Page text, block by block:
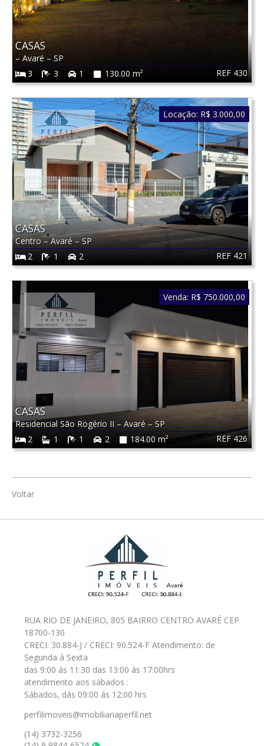
REF 430
CASAS
– Avaré – SP
3
3 1 130.00 m²
REF 421
CASAS
Centro–Avaré–SP
2
1 2
Locação: R$ 3.000,00
REF 426
CASAS
Residencial São Rogério II – Avaré – SP
2
1 1 2 184.00 m²
Venda: R$ 750.000,00
Voltar
RUA RIO DE JANEIRO, 805 BAIRRO CENTRO AVARÉ CEP
18700-130
CRECI: 30.884-J / CRECI: 90.524-F Atendimento: de
Segunda á Sexta
das 9:00 ás 11:30 das 13:00 ás 17:00hrs
atendimento aos sábados :
Sábados, dás 09:00 ás 12:00 hrs
perfilimoveis@imobiliariaperfil.net
(14) 3732-3256